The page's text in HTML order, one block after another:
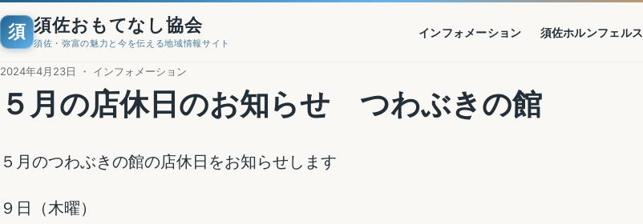
須 須佐おもてなし協会
須佐・弥富の魅力と今を伝える地域情報サイト
インフォメーション 須佐ホルンフェルス
2024年4月23日 ・ インフォメーション
５月の店休日のお知らせ つわぶきの館
５月のつわぶきの館の店休日をお知らせします
９日（木曜）